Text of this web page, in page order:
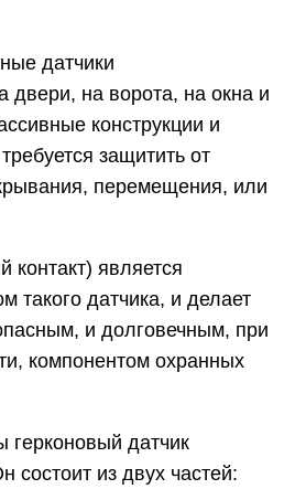
датчики
двери, на ворота, на окна и
конструкции и
защитить от
перемещения, или
контакт) является
такого датчика, и делает
и долговечным, при
компонентом охранных
герконовый датчик
состоит из двух частей: